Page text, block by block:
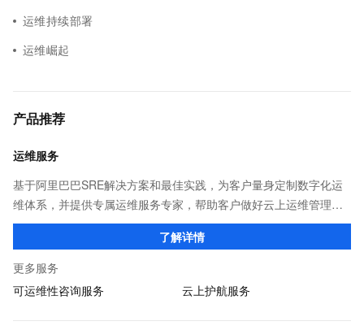
运维持续部署
运维崛起
产品推荐
运维服务
基于阿里巴巴SRE解决方案和最佳实践，为客户量身定制数字化运
维体系，并提供专属运维服务专家，帮助客户做好云上运维管理，
降低运维成本和风险，提升运维效率和业务连续性，增强系统安全
合规性，助力企业客户加速数字化转型！
了解详情
更多服务
可运维性咨询服务
云上护航服务